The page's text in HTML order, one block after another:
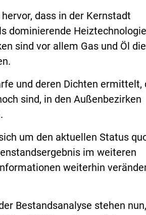
dass in der Kernstadt
dominierende Heiztechnologie
sind vor allem Gas und Öl die
und deren Dichten ermittelt,
sind, in den Außenbezirken
um den aktuellen Status
im weiteren
weiterhin
Bestandsanalyse stehen nun,